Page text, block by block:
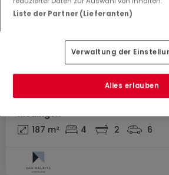
Einfamilienhaus 4 Schlafzimmer
Medingen
187 m² 4 2 6
Liste der Partner (Lieferanten)
Verwaltung der
Alles erlauben